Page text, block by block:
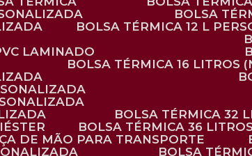
BOLSA
BOLSA TÉRMICA 12 L
LAMINADO
BOLSA TÉRMICA 16 LITROS
BOLSA TÉRMICA 32
BOLSA TÉRMICA 36
DE MÃO PARA TRANSPORTE
BOLSA